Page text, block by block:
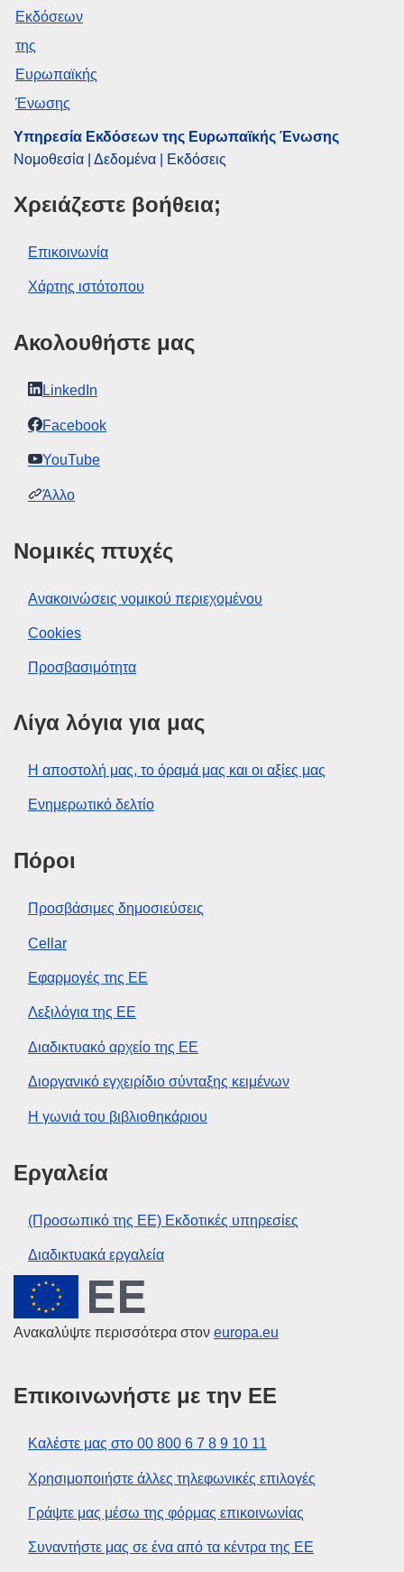
Εμφάνιση όλων των τευχών αυτής της σειράς
Υπηρεσία Εκδόσεων της Ευρωπαϊκής Ένωσης
Νομοθεσία | Δεδομένα | Εκδόσεις
Χρειάζεστε βοήθεια;
Επικοινωνία
Χάρτης ιστότοπου
Ακολουθήστε μας
LinkedIn
Facebook
YouTube
Άλλο
Νομικές πτυχές
Ανακοινώσεις νομικού περιεχομένου
Cookies
Προσβασιμότητα
Λίγα λόγια για μας
Η αποστολή μας, το όραμά μας και οι αξίες μας
Ενημερωτικό δελτίο
Πόροι
Προσβάσιμες δημοσιεύσεις
Cellar
Εφαρμογές της ΕΕ
Λεξιλόγια της ΕΕ
Διαδικτυακό αρχείο της ΕΕ
Διοργανικό εγχειρίδιο σύνταξης κειμένων
Η γωνιά του βιβλιοθηκάριου
Εργαλεία
(Προσωπικό της ΕΕ) Εκδοτικές υπηρεσίες
Διαδικτυακά εργαλεία
Ευρωπαϊκή Ένωση
Ανακαλύψτε περισσότερα στον europa.eu
Επικοινωνήστε με την ΕΕ
Καλέστε μας στο 00 800 6 7 8 9 10 11
Χρησιμοποιήστε άλλες τηλεφωνικές επιλογές
Γράψτε μας μέσω της φόρμας επικοινωνίας
Συναντήστε μας σε ένα από τα κέντρα της ΕΕ